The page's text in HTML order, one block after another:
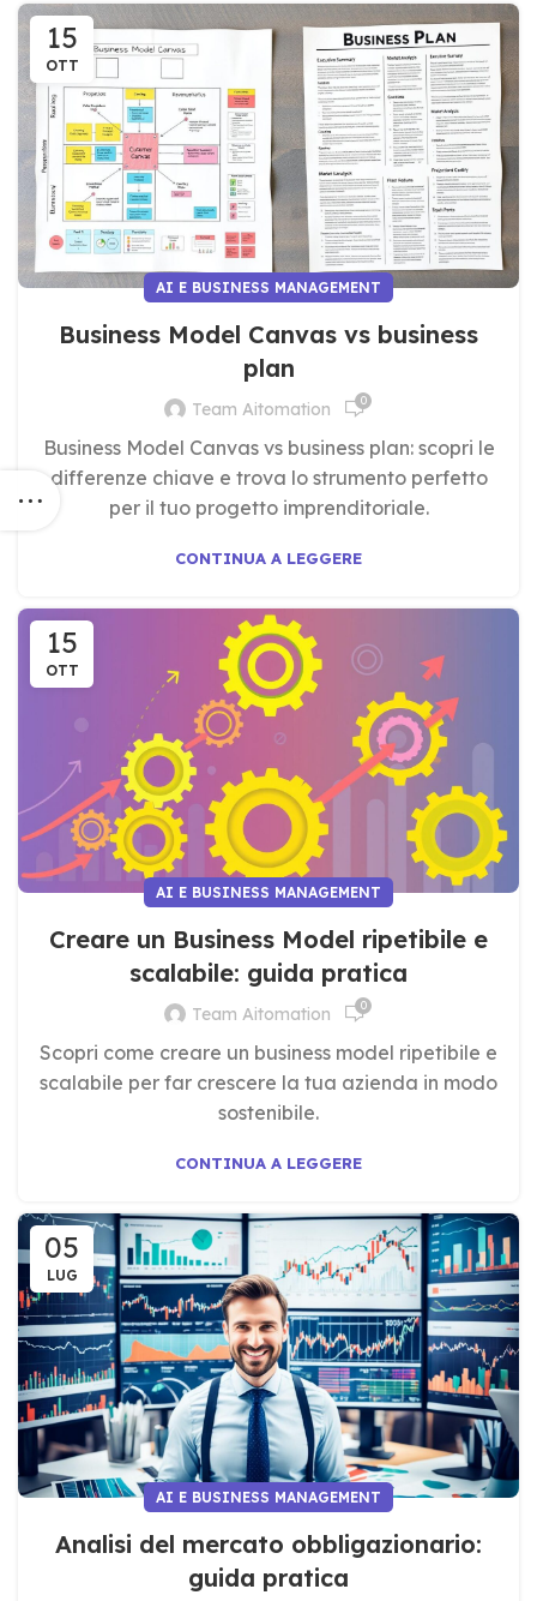
15
OTT
AI E BUSINESS MANAGEMENT
Business Model Canvas vs business
plan
Team Aitomation 0
Business Model Canvas vs business plan: scopri le
differenze chiave e trova lo strumento perfetto
per il tuo progetto imprenditoriale.
CONTINUA A LEGGERE
15
OTT
AI E BUSINESS MANAGEMENT
Creare un Business Model ripetibile e
scalabile: guida pratica
Team Aitomation 0
Scopri come creare un business model ripetibile e
scalabile per far crescere la tua azienda in modo
sostenibile.
CONTINUA A LEGGERE
05
LUG
AI E BUSINESS MANAGEMENT
Analisi del mercato obbligazionario:
guida pratica